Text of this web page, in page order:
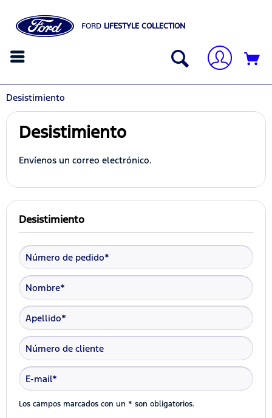
FORD LIFESTYLE COLLECTION
Desistimiento
Desistimiento
Envíenos un correo electrónico.
Desistimiento
Los campos marcados con un * son obligatorios.